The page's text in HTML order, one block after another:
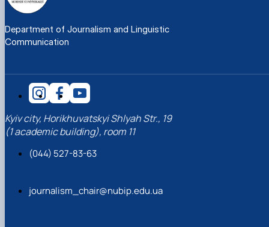
Department of Journalism and Linguistic
Communication
Kyiv city, Horikhuvatskyi Shlyah Str., 19
(1 academic building), room 11
(044) 527-83-63
journalism_chair@nubip.edu.ua